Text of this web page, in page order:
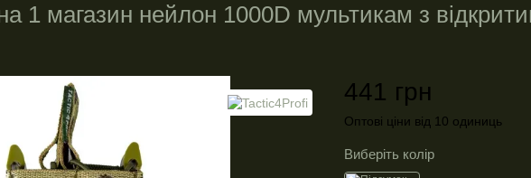
1 магазин нейлон 1000D мультикам з
441 грн
Оптові ціни від 10 одиниць
Виберіть колір